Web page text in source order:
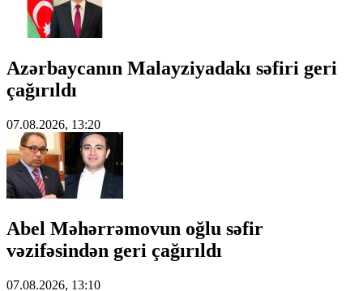
Azərbaycanın Malayziyadakı səfiri geri
çağırıldı
07.08.2026, 13:20
Abel Məhərrəmovun oğlu səfir
vəzifəsindən geri çağırıldı
07.08.2026, 13:10